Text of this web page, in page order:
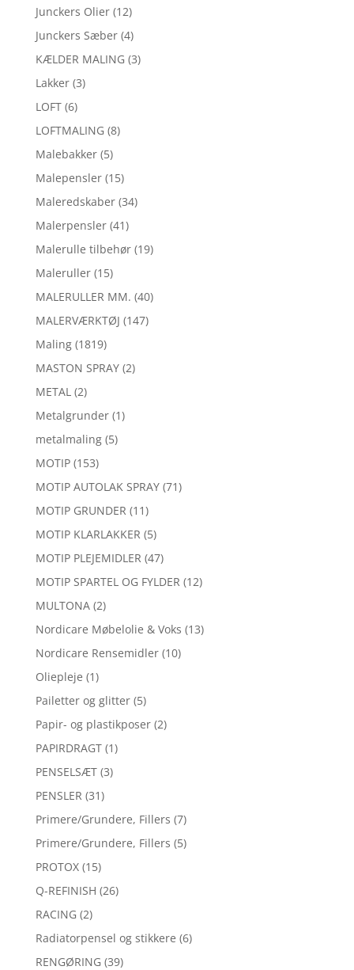
Junckers Olier (12)
Junckers Sæber (4)
KÆLDER MALING (3)
Lakker (3)
LOFT (6)
LOFTMALING (8)
Malebakker (5)
Malepensler (15)
Maleredskaber (34)
Malerpensler (41)
Malerulle tilbehør (19)
Maleruller (15)
MALERULLER MM. (40)
MALERVÆRKTØJ (147)
Maling (1819)
MASTON SPRAY (2)
METAL (2)
Metalgrunder (1)
metalmaling (5)
MOTIP (153)
MOTIP AUTOLAK SPRAY (71)
MOTIP GRUNDER (11)
MOTIP KLARLAKKER (5)
MOTIP PLEJEMIDLER (47)
MOTIP SPARTEL OG FYLDER (12)
MULTONA (2)
Nordicare Møbelolie & Voks (13)
Nordicare Rensemidler (10)
Oliepleje (1)
Pailetter og glitter (5)
Papir- og plastikposer (2)
PAPIRDRAGT (1)
PENSELSÆT (3)
PENSLER (31)
Primere/Grundere, Fillers (7)
Primere/Grundere, Fillers (5)
PROTOX (15)
Q-REFINISH (26)
RACING (2)
Radiatorpensel og stikkere (6)
RENGØRING (39)